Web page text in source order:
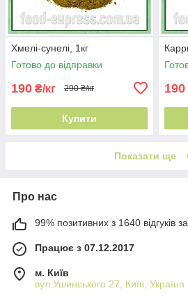
Хмелі-сунелі, 1кг
Готово до відправки
190 ₴/кг 290 ₴/кг
Купити
190
Показати ще
Про нас
99% позитивних з 1640 відгуків за
Працює з 07.12.2017
м. Київ
вул.Ушинського 27, Київ, Україна